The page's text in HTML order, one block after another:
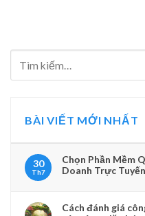
BÀI VIẾT MỚI NHẤT
30
Th7
Chọn Phần Mềm
Doanh Trực Tuyến
Cách đánh giá